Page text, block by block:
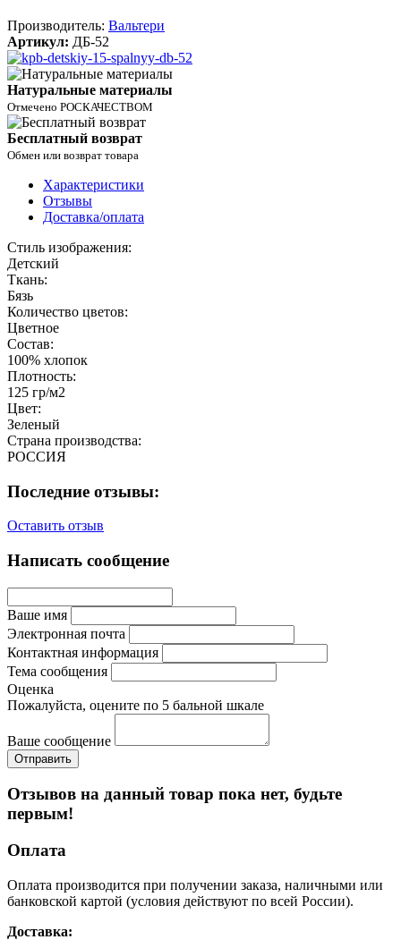
Производитель: Вальтери
Артикул: ДБ-52
Натуральные материалы
Отмечено РОСКАЧЕСТВОМ
Бесплатный возврат
Обмен или возврат товара
Характеристики
Отзывы
Доставка/оплата
Стиль изображения:
Детский
Ткань:
Бязь
Количество цветов:
Цветное
Состав:
100% хлопок
Плотность:
125 гр/м2
Цвет:
Зеленый
Страна производства:
РОССИЯ
Последние отзывы:
Оставить отзыв
Написать сообщение
Ваше имя
Электронная почта
Контактная информация
Тема сообщения
Оценка
Пожалуйста, оцените по 5 бальной шкале
Ваше сообщение
Отзывов на данный товар пока нет, будьте
первым!
Оплата
Оплата производится при получении заказа, наличными или
банковской картой (условия действуют по всей России).
Доставка: